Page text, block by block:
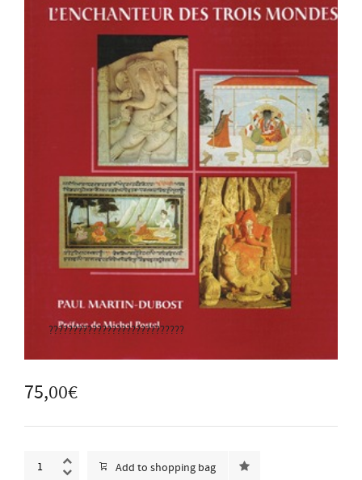
????????????????????????????
75,00€
Add to shopping bag